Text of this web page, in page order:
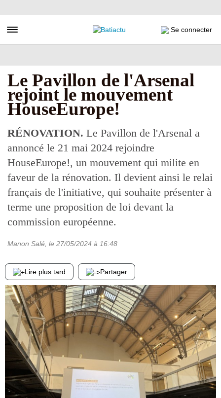
au
principal
Toggle navigation Se connecter
Le Pavillon de l'Arsenal
rejoint le mouvement
HouseEurope!
RÉNOVATION. Le Pavillon de l'Arsenal a
annoncé le 21 mai 2024 rejoindre
HouseEurope!, un mouvement qui milite en
faveur de la rénovation. Il devient ainsi le relai
français de l'initiative, qui souhaite présenter à
terme une proposition de loi devant la
commission européenne.
Manon Salé , le 27/05/2024 à 16:48
Lire plus tard Partager